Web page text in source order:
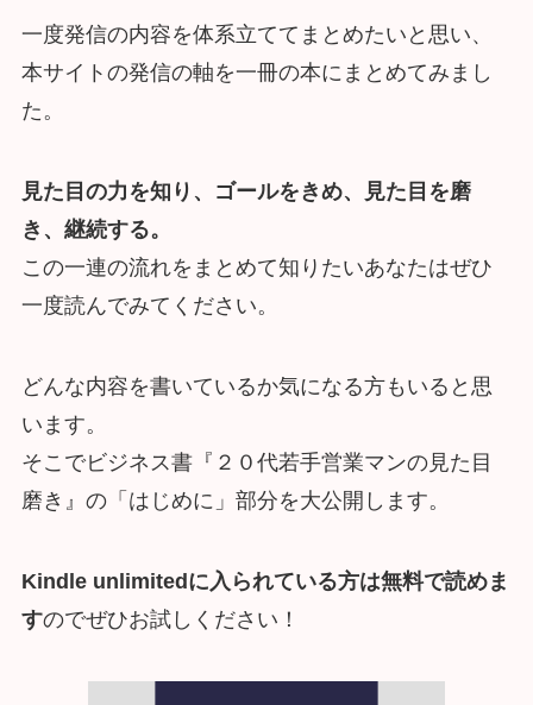
一度発信の内容を体系立ててまとめたいと思い、
本サイトの発信の軸を一冊の本にまとめてみまし
た。
見た目の力を知り、ゴールをきめ、見た目を磨
き、継続する。
この一連の流れをまとめて知りたいあなたはぜひ
一度読んでみてください。
どんな内容を書いているか気になる方もいると思
います。
そこでビジネス書『２０代若手営業マンの見た目
磨き』の「はじめに」部分を大公開します。
Kindle unlimitedに入られている方は無料で読めま
すのでぜひお試しください！